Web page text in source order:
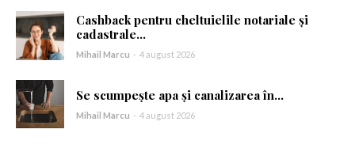
Am citit și accept Politica de confidențialitate
Cashback pentru cheltuielile notariale și
cadastrale...
Mihail Marcu - 4 august 2026
Se scumpește apa și canalizarea în...
Mihail Marcu - 4 august 2026